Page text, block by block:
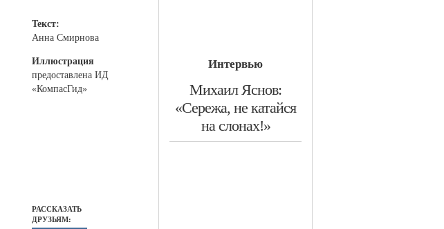
Текст:
Анна Смирнова
Иллюстрация
предоставлена ИД
«КомпасГид»
РАССКАЗАТЬ
ДРУЗЬЯМ:
Интервью
​Михаил Яснов:
«Сережа, не катайся
на слонах!»